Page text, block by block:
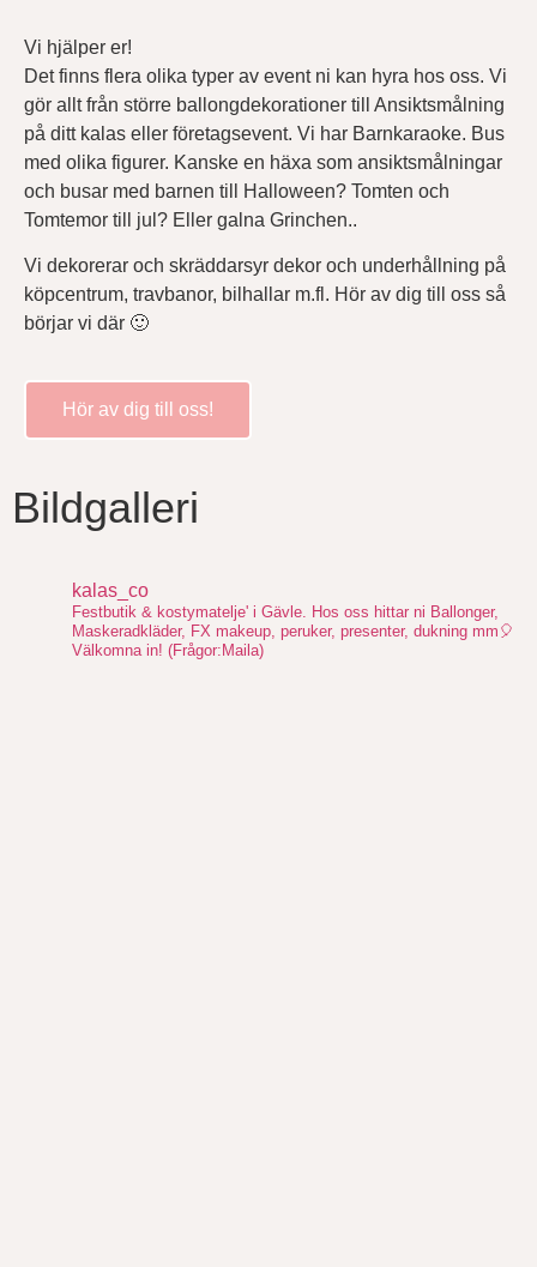
Vi hjälper er!
Det finns flera olika typer av event ni kan hyra hos oss. Vi
gör allt från större ballongdekorationer till Ansiktsmålning
på ditt kalas eller företagsevent. Vi har Barnkaraoke. Bus
med olika figurer. Kanske en häxa som ansiktsmålningar
och busar med barnen till Halloween? Tomten och
Tomtemor till jul? Eller galna Grinchen..
Vi dekorerar och skräddarsyr dekor och underhållning på
köpcentrum, travbanor, bilhallar m.fl. Hör av dig till oss så
börjar vi där 🙂
Hör av dig till oss!
Bildgalleri
kalas_co
Festbutik & kostymatelje' i Gävle. Hos oss hittar ni Ballonger,
Maskeradkläder, FX makeup, peruker, presenter, dukning mm🎈
Välkomna in! (Frågor:Maila)